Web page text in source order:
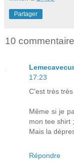
Partager
10
17:23
C'est très
Même si je
mon tee shirt
Mais la
Répondre